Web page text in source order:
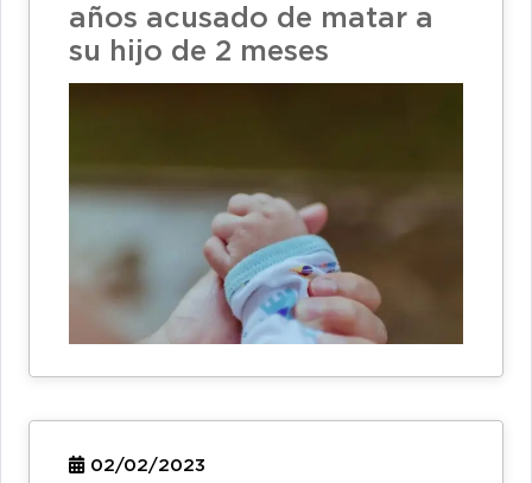
años acusado de matar a
su hijo de 2 meses
02/02/2023